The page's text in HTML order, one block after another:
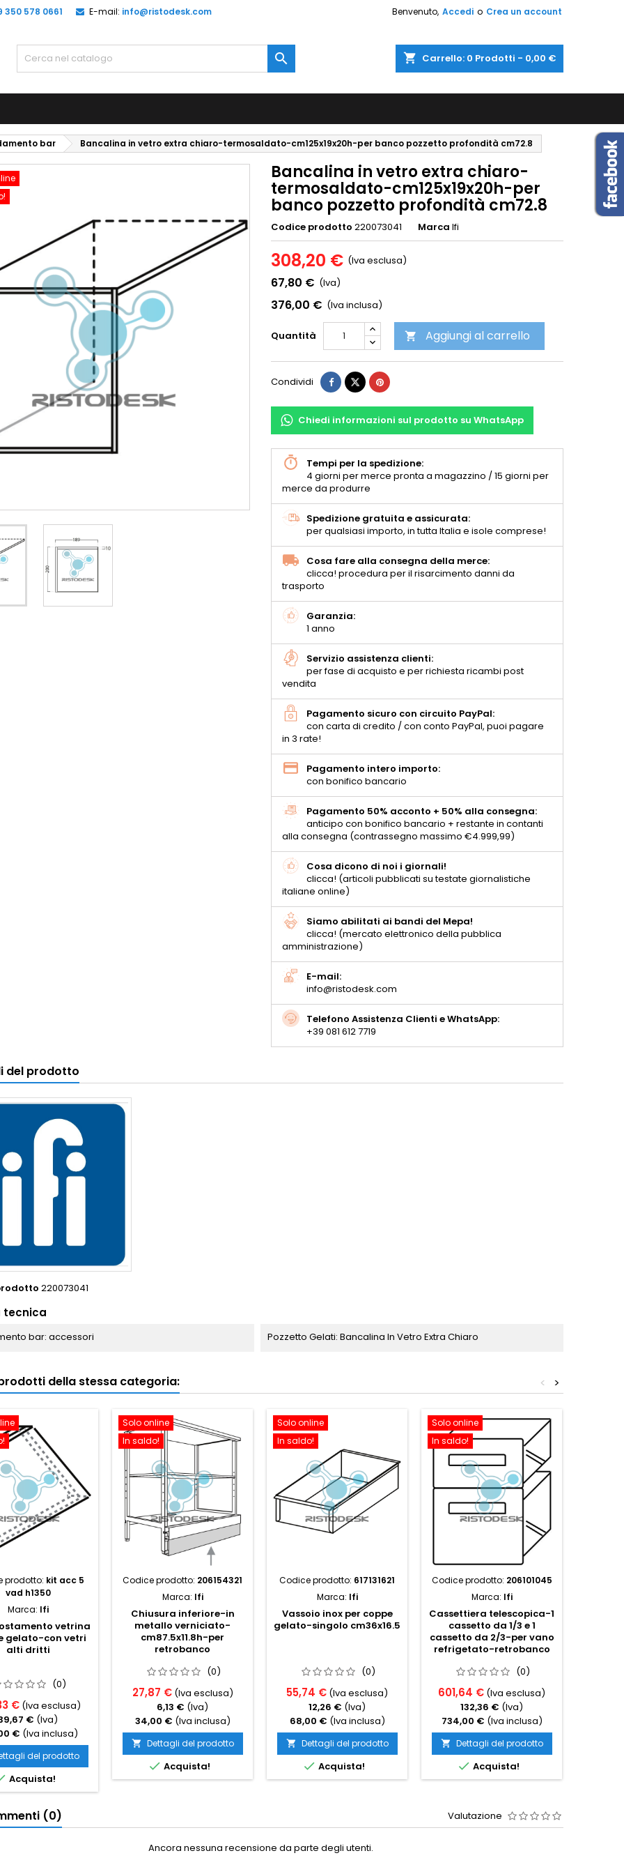
350 578 0661 E-mail: info@ristodesk.com Benvenuto, Accedi o Crea un account
shopping_cart Carrello: 0 Prodotti - 0,00 €

bar Bancalina in vetro extra chiaro-termosaldato-cm125x19x20h-per banco pozzetto profondità cm72.8
Bancalina in vetro extra chiaro-
termosaldato-cm125x19x20h-per
banco pozzetto profondità cm72.8
Codice prodotto 220073041 Marca Ifi
308,20 € (Iva esclusa)
67,80 € (Iva)
376,00 € (Iva inclusa)
Quantità  Aggiungi al carrello
Condividi
Chiedi informazioni sul prodotto su WhatsApp
Tempi per la spedizione:
4 giorni per merce pronta a magazzino / 15 giorni per
merce da produrre
Spedizione gratuita e assicurata:
per qualsiasi importo, in tutta Italia e isole comprese!
Cosa fare alla consegna della merce:
clicca! procedura per il risarcimento danni da
trasporto
Garanzia:
1 anno
Servizio assistenza clienti:
per fase di acquisto e per richiesta ricambi post
vendita
Pagamento sicuro con circuito PayPal:
con carta di credito / con conto PayPal, puoi pagare
in 3 rate!
Pagamento intero importo:
con bonifico bancario
Pagamento 50% acconto + 50% alla consegna:
anticipo con bonifico bancario + restante in contanti
alla consegna (contrassegno massimo €4.999,99)
Cosa dicono di noi i giornali!
clicca! (articoli pubblicati su testate giornalistiche
italiane online)
Siamo abilitati ai bandi del Mepa!
clicca! (mercato elettronico della pubblica
amministrazione)
E-mail:
info@ristodesk.com
Telefono Assistenza Clienti e WhatsApp:
+39 081 612 7719
del prodotto
220073041
tecnica
bar: accessori Pozzetto Gelati: Bancalina In Vetro Extra Chiaro
della stessa categoria: >
<
prodotto: kit acc 5
vad h1350
Marca: Ifi
vetrina
gelato-con vetri
alti dritti
(0)
€ (Iva esclusa)
€ (Iva)
€ (Iva inclusa)
del prodotto
Acquista!
Solo online
In saldo!
Codice prodotto: 206154321
Marca: Ifi
Chiusura inferiore-in
metallo verniciato-
cm87.5x11.8h-per
retrobanco
(0)
27,87 € (Iva esclusa)
6,13 € (Iva)
34,00 € (Iva inclusa)
 Dettagli del prodotto
 Acquista!
Solo online
In saldo!
Codice prodotto: 617131621
Marca: Ifi
Vassoio inox per coppe
gelato-singolo cm36x16.5
(0)
55,74 € (Iva esclusa)
12,26 € (Iva)
68,00 € (Iva inclusa)
 Dettagli del prodotto
 Acquista!
Solo online
In saldo!
Codice prodotto: 206101045
Marca: Ifi
Cassettiera telescopica-1
cassetto da 1/3 e 1
cassetto da 2/3-per vano
refrigetato-retrobanco
(0)
601,64 € (Iva esclusa)
132,36 € (Iva)
734,00 € (Iva inclusa)
 Dettagli del prodotto
 Acquista!
(0) Valutazione
Ancora nessuna recensione da parte degli utenti.